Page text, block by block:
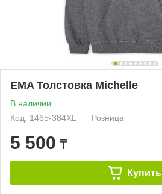
EMA Толстовка Michelle
В наличии
Код: 1465-384XL
Розница
5 500 ₸
Купить